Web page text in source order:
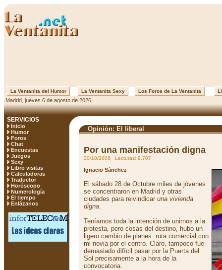
La Ventanita del Humor La Ventanita Sexy Los Foros de La Ventanita
Madrid, jueves 6 de agosto de 2026
SERVICIOS
Inicio
Humor
Foros
Chat
Encuestas
Juegos
Sexy
Libro visitas
Calculadoras
Traductor
Horóscopo
Numerología
El tiempo
Enlázanos
Opinión: El liberal
Por una manifestación digna
30/10/2006 Lecturas: 9.707
Ignacio Sánchez
El sábado 28 de Octubre miles de jóvenes
se concentraron en Madrid y otras
ciudades para reivindicar una vivienda
digna.
Teníamos toda la intención de unirnos a la
protesta, pero cosas del destino, hubo un
ligero cambio de planes: ruta comercial con
mi novia por el centro. Claro, tampoco fue
demasiado difícil pasar por la Puerta del
Sol precisamente a la hora de la
convocatoria.